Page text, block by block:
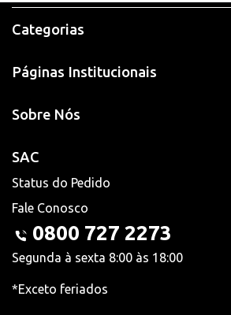
Categorias
Páginas Institucionais
Sobre Nós
SAC
Status do Pedido
Fale Conosco
0800 727 2273
Segunda à sexta 8:00 às 18:00
*Exceto feriados